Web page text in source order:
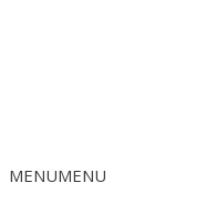
MENUMENU